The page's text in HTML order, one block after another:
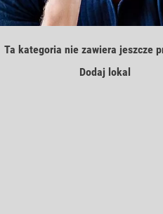
Ta kategoria nie zawiera jeszcze
Dodaj lokal